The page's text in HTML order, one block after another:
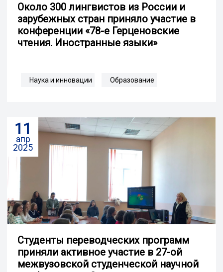
Около 300 лингвистов из России и
зарубежных стран приняло участие в
конференции «78-е Герценовские
чтения. Иностранные языки»
Наука и инновации Образование
11
апр
2025
Cтуденты переводческих программ
приняли активное участие в 27-ой
межвузовской студенческой научной